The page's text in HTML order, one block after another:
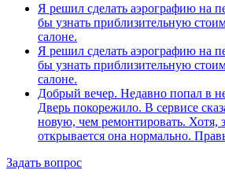
Я решил сделать аэрографию на
бы узнать приблизительную
салоне.
Я решил сделать аэрографию на
бы узнать приблизительную
салоне.
Добрый вечер. Недавно попал в
Дверь покорежило. В сервисе
новую, чем ремонтировать. Хотя,
открывается она нормально.
Задать вопрос